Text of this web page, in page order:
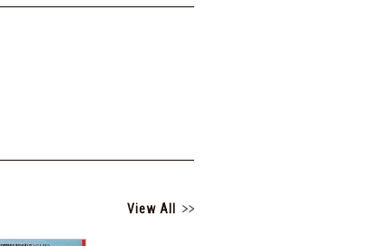
View All